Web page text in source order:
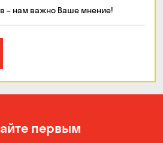
– нам важно Ваше мнение!
первым